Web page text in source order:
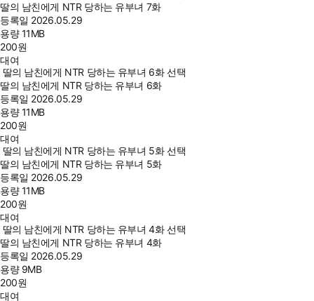
딸의 남친에게 NTR 당하는 유부녀 7화
등록일 2026.05.29
용량11MB
200원
대여
딸의 남친에게 NTR 당하는 유부녀 6화 선택
딸의 남친에게 NTR 당하는 유부녀 6화
등록일 2026.05.29
용량11MB
200원
대여
딸의 남친에게 NTR 당하는 유부녀 5화 선택
딸의 남친에게 NTR 당하는 유부녀 5화
등록일 2026.05.29
용량11MB
200원
대여
딸의 남친에게 NTR 당하는 유부녀 4화 선택
딸의 남친에게 NTR 당하는 유부녀 4화
등록일 2026.05.29
용량 9MB
200원
대여